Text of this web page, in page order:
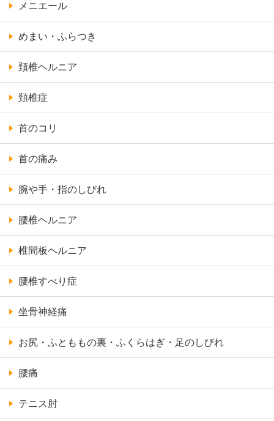
メニエール
めまい・ふらつき
頚椎ヘルニア
頚椎症
首のコリ
首の痛み
腕や手・指のしびれ
腰椎ヘルニア
椎間板ヘルニア
腰椎すべり症
坐骨神経痛
お尻・ふとももの裏・ふくらはぎ・足のしびれ
腰痛
テニス肘